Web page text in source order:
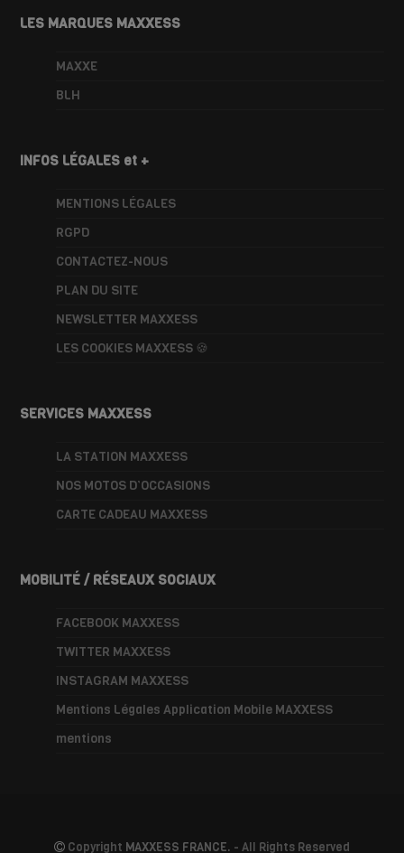
LES MARQUES MAXXESS
MAXXE
BLH
INFOS LÉGALES et +
MENTIONS LÉGALES
RGPD
CONTACTEZ-NOUS
PLAN DU SITE
NEWSLETTER MAXXESS
LES COOKIES MAXXESS 🍪
SERVICES MAXXESS
LA STATION MAXXESS
NOS MOTOS D’OCCASIONS
CARTE CADEAU MAXXESS
MOBILITÉ / RÉSEAUX SOCIAUX
FACEBOOK MAXXESS
TWITTER MAXXESS
INSTAGRAM MAXXESS
Mentions Légales Application Mobile MAXXESS
mentions
Copyright MAXXESS FRANCE. - All Rights Reserved